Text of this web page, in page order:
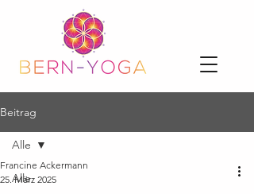
Beitrag
Alle
Alle
Francine Ackermann
25. März 2025